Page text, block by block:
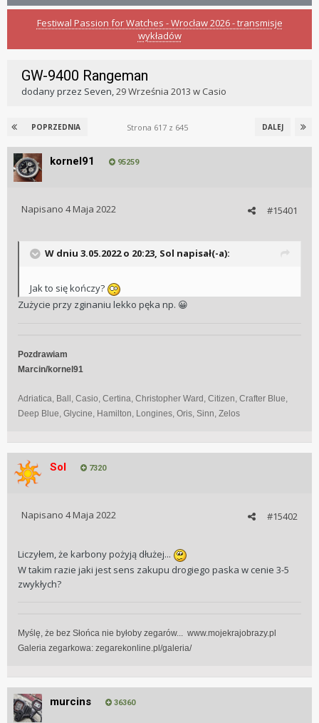
Festiwal Passion for Watches - Wrocław 2026 - transmisje
wykładów
GW-9400 Rangeman
dodany przez Seven,29 Września 2013 w Casio
POPRZEDNIA DALEJ
Strona 617 z 645
kornel91 95259
#15401
Napisano 4 Maja 2022
W dniu 3.05.2022 o 20:23, Sol napisał(-a):
Jak to się kończy?
Zużycie przy zginaniu lekko pęka np. 😀
Pozdrawiam
Marcin/kornel91
Adriatica, Ball, Casio, Certina, Christopher Ward, Citizen, Crafter Blue,
Deep Blue, Glycine, Hamilton, Longines, Oris, Sinn, Zelos
Sol 7320
#15402
Napisano 4 Maja 2022
Liczyłem, że karbony pożyją dłużej...
W takim razie jaki jest sens zakupu drogiego paska w cenie 3-5
zwykłych?
Myślę, że bez Słońca nie byłoby zegarów... www.mojekrajobrazy.pl
Galeria zegarkowa: zegarekonline.pl/galeria/
murcins 36360